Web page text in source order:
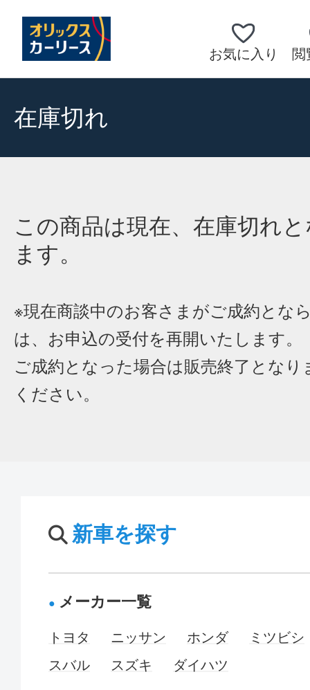
お気に入り 閲
在庫切れ
この商品は現在、在庫切れ
ます。
※現在商談中のお客さまがご成約とな
は、お申込の受付を再開いたします。
ご成約となった場合は販売終了となり
ください。
新車を探す
メーカー一覧
トヨタ ニッサン ホンダ
ミツビシ
スバル
スズキ ダイハツ